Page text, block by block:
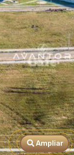
Ampliar